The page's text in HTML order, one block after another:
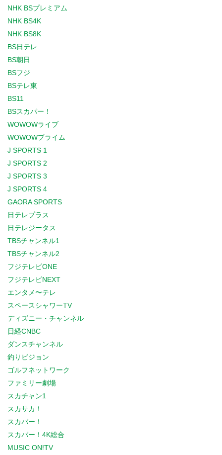
NHK BSプレミアム
NHK BS4K
NHK BS8K
BS日テレ
BS朝日
BSフジ
BSテレ東
BS11
BSスカパー！
WOWOWライブ
WOWOWプライム
J SPORTS 1
J SPORTS 2
J SPORTS 3
J SPORTS 4
GAORA SPORTS
日テレプラス
日テレジータス
TBSチャンネル1
TBSチャンネル2
フジテレビONE
フジテレビNEXT
エンタメ〜テレ
スペースシャワーTV
ディズニー・チャンネル
日経CNBC
ダンスチャンネル
釣りビジョン
ゴルフネットワーク
ファミリー劇場
スカチャン1
スカサカ！
スカパー！
スカパー！4K総合
MUSIC ON!TV